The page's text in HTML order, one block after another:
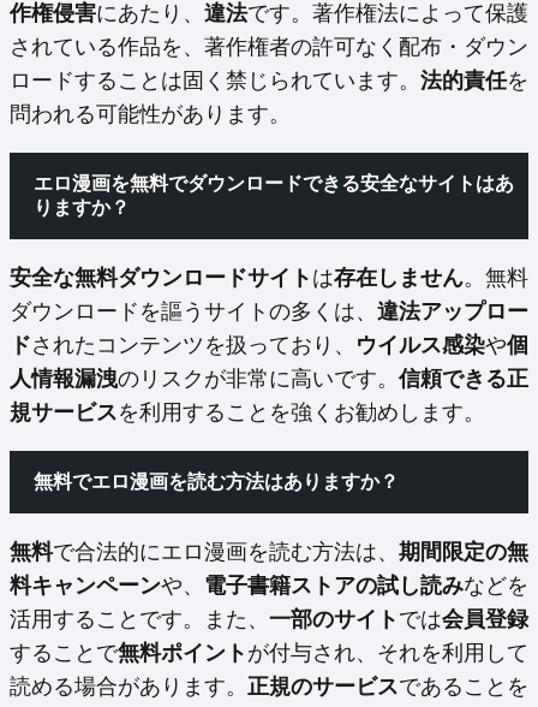
作権侵害にあたり、 違法です。著作権法によって保護
されている作品を、著作権者の許可なく配布・ダウン
ロードすることは固く禁じられています。 法的責任を
問われる可能性があります。
エロ漫画を無料でダウンロードできる安全なサイトはあ
りますか？
安全な無料ダウンロードサイト は存在しません。無料
ダウンロードを謳うサイトの多くは、 違法アップロー
ドされたコンテンツを扱っており、 ウイルス感染や個
人情報漏洩のリスクが非常に高いです。 信頼できる正
規サービスを利用することを強くお勧めします。
無料でエロ漫画を読む方法はありますか？
無料で合法的にエロ漫画を読む方法は、 期間限定の無
料キャンペーンや、 電子書籍ストアの試し読みなどを
活用することです。また、 一部のサイト では会員登録
することで無料ポイント が付与され、それを利用して
読める場合があります。 正規のサービスであることを